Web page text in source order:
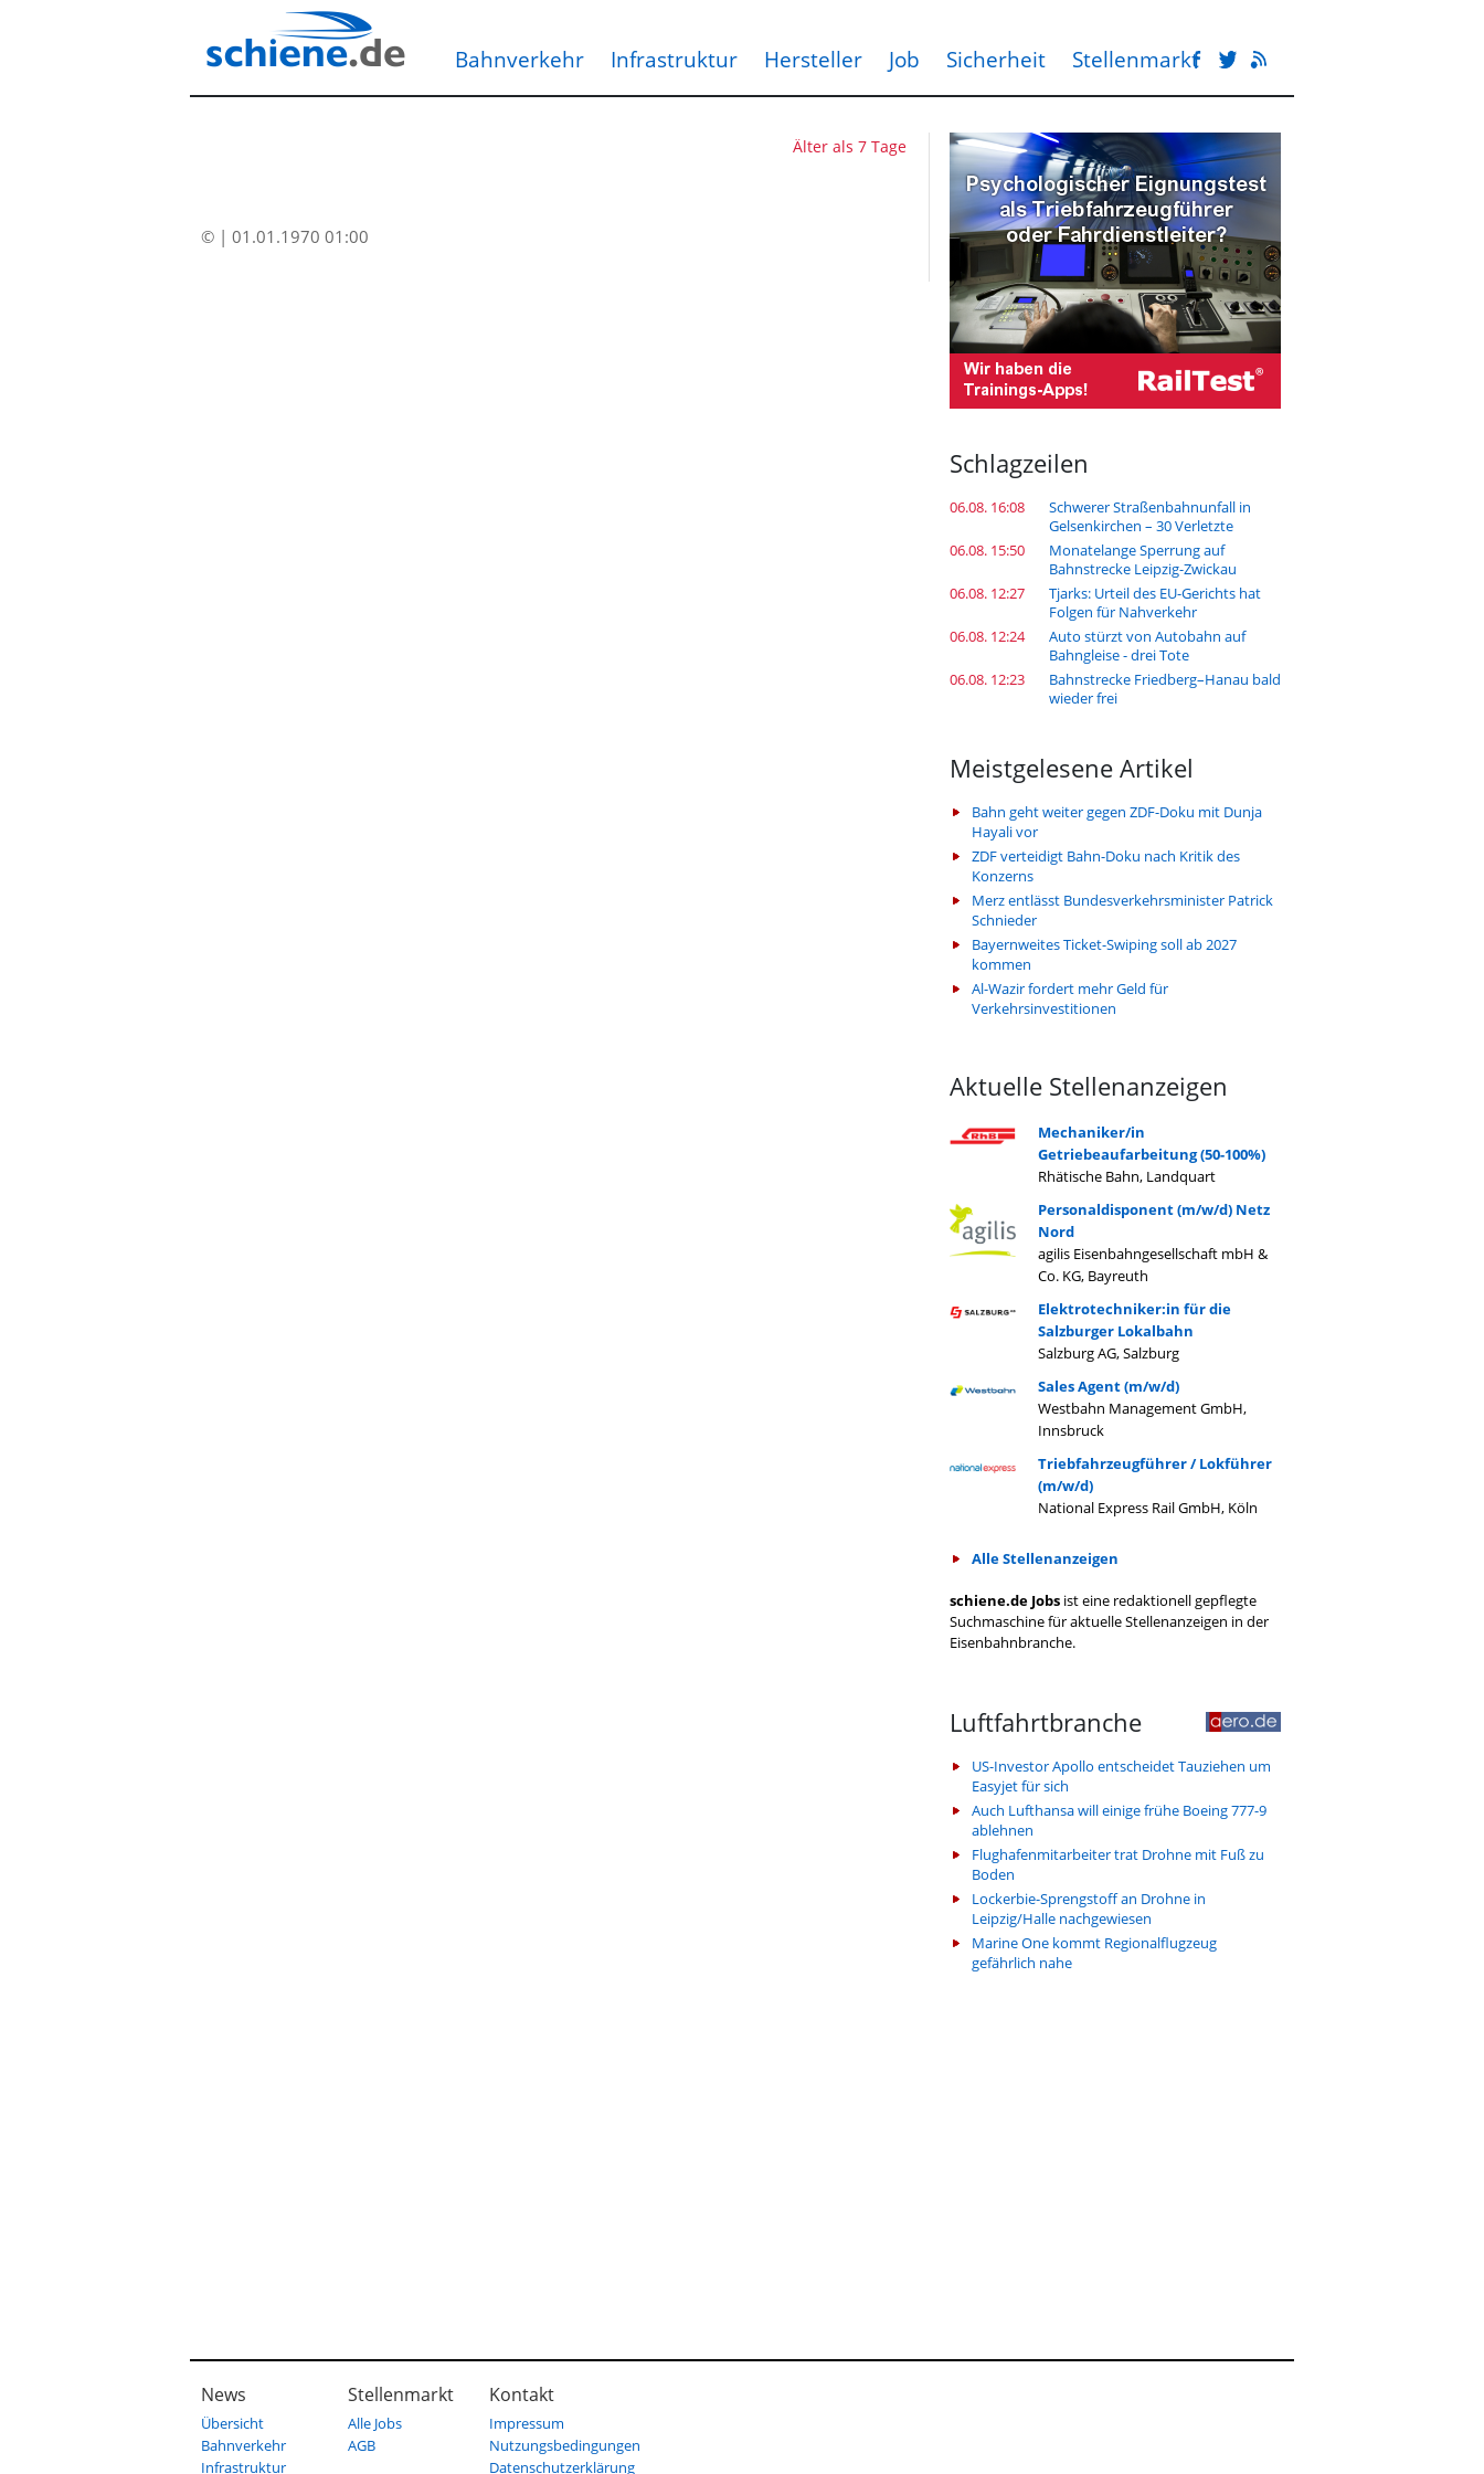
Bahnverkehr Infrastruktur Hersteller Job Sicherheit Stellenmarkt
Älter als 7 Tage
© | 01.01.1970 01:00
Schlagzeilen
06.08. 16:08
Schwerer Straßenbahnunfall in
Gelsenkirchen – 30 Verletzte
06.08. 15:50
Monatelange Sperrung auf
Bahnstrecke Leipzig-Zwickau
06.08. 12:27
Tjarks: Urteil des EU-Gerichts hat
Folgen für Nahverkehr
06.08. 12:24
Auto stürzt von Autobahn auf
Bahngleise - drei Tote
06.08. 12:23
Bahnstrecke Friedberg–Hanau bald
wieder frei
Meistgelesene Artikel
Bahn geht weiter gegen ZDF-Doku mit Dunja
Hayali vor
ZDF verteidigt Bahn-Doku nach Kritik des
Konzerns
Merz entlässt Bundesverkehrsminister Patrick
Schnieder
Bayernweites Ticket-Swiping soll ab 2027
kommen
Al-Wazir fordert mehr Geld für
Verkehrsinvestitionen
Aktuelle Stellenanzeigen
Mechaniker/in
Getriebeaufarbeitung (50-100%)
Rhätische Bahn, Landquart
Personaldisponent (m/w/d) Netz
Nord
agilis Eisenbahngesellschaft mbH &
Co. KG, Bayreuth
Elektrotechniker:in für die
Salzburger Lokalbahn
Salzburg AG, Salzburg
Sales Agent (m/w/d)
Westbahn Management GmbH,
Innsbruck
Triebfahrzeugführer / Lokführer
(m/w/d)
National Express Rail GmbH, Köln
Alle Stellenanzeigen
schiene.de Jobs ist eine redaktionell gepflegte
Suchmaschine für aktuelle Stellenanzeigen in der
Eisenbahnbranche.
Luftfahrtbranche
US-Investor Apollo entscheidet Tauziehen um
Easyjet für sich
Auch Lufthansa will einige frühe Boeing 777-9
ablehnen
Flughafenmitarbeiter trat Drohne mit Fuß zu
Boden
Lockerbie-Sprengstoff an Drohne in
Leipzig/Halle nachgewiesen
Marine One kommt Regionalflugzeug
gefährlich nahe
News
Übersicht
Bahnverkehr
Infrastruktur
Stellenmarkt
Alle Jobs
AGB
Kontakt
Impressum
Nutzungsbedingungen
Datenschutzerklärung